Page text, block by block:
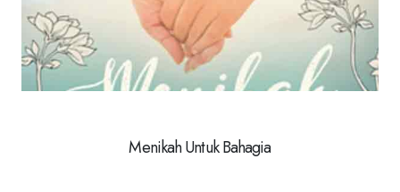
Menikah Untuk Bahagia